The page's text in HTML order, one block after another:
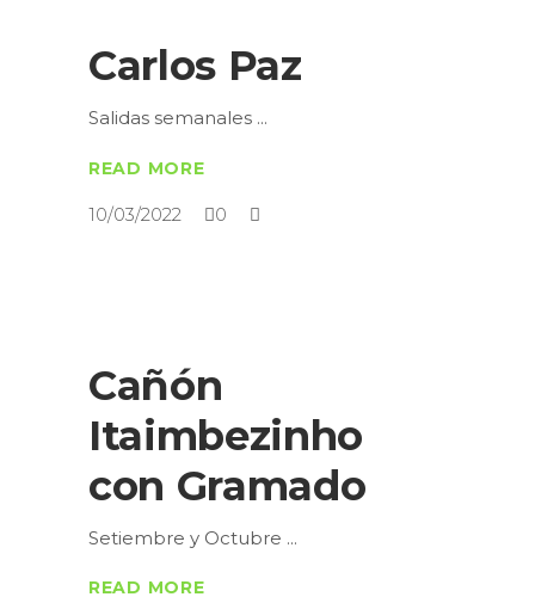
Carlos Paz
Salidas semanales
READ MORE
10/03/2022 0
Cañón
Itaimbezinho
con Gramado
Setiembre y Octubre
READ MORE